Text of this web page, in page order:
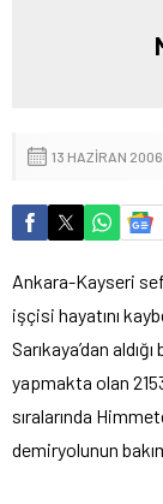
13 HAZIRAN
Ankara-Kayseri
işçisi hayatını
Sarıkaya’dan
yapmakta olan
sıralarında
demiryolunun